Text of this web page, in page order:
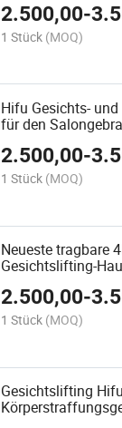
2.500,00-
1 Stück (MOQ)
Hifu Gesichts-
für den
2.500,00-
1 Stück (MOQ)
Neueste tragbare
Gesichtslifting-
2.500,00-
1 Stück (MOQ)
Gesichtslifting
Faltenentfernung